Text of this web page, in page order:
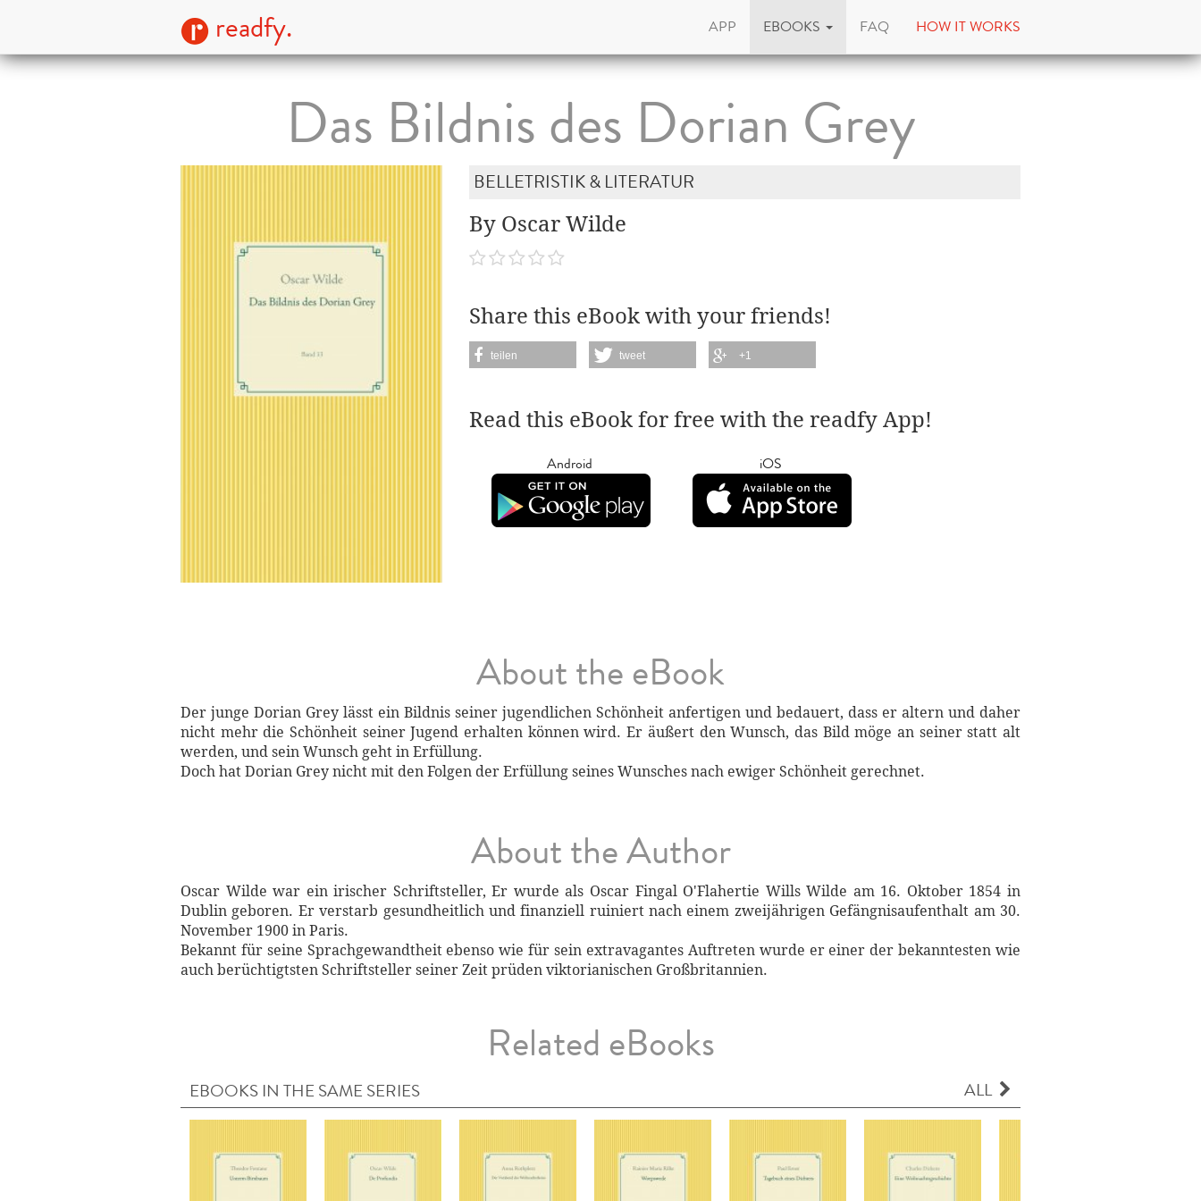
readfy. APP EBOOKS FAQ HOW IT WORKS
Das Bildnis des Dorian Grey
BELLETRISTIK & LITERATUR
By Oscar Wilde
Share this eBook with your friends!
teilen tweet +1
Read this eBook for free with the readfy App!
Android iOS
About the eBook
Der junge Dorian Grey lässt ein Bildnis seiner jugendlichen Schönheit anfertigen und bedauert, dass er altern und daher
nicht mehr die Schönheit seiner Jugend erhalten können wird. Er äußert den Wunsch, das Bild möge an seiner statt alt
werden, und sein Wunsch geht in Erfüllung.
Doch hat Dorian Grey nicht mit den Folgen der Erfüllung seines Wunsches nach ewiger Schönheit gerechnet.
About the Author
Oscar Wilde war ein irischer Schriftsteller, Er wurde als Oscar Fingal O'Flahertie Wills Wilde am 16. Oktober 1854 in
Dublin geboren. Er verstarb gesundheitlich und finanziell ruiniert nach einem zweijährigen Gefängnisaufenthalt am 30.
November 1900 in Paris.
Bekannt für seine Sprachgewandtheit ebenso wie für sein extravagantes Auftreten wurde er einer der bekanntesten wie
auch berüchtigtsten Schriftsteller seiner Zeit prüden viktorianischen Großbritannien.
Related eBooks
EBOOKS IN THE SAME SERIES ALL